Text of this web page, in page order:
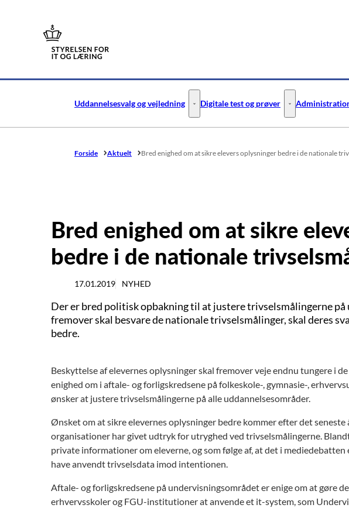
Uddannelsesvalg og vejledning Uddannelsesvalg og vejledning - Flere links
Digitale test og prøver Digitale test og
Forside Aktuelt Bred enighed om at sikre elevers oplysninger bedre i de nationale
Bred enighed om at sikre
bedre i de nationale
17.01.2019 NYHED
Der er bred politisk opbakning til at justere trivselsmålingerne
fremover skal besvare de nationale trivselsmålinger, skal deres
bedre.
Beskyttelse af elevernes oplysninger skal fremover veje endnu tungere i
enighed om i aftale- og forligskredsene på folkeskole-, gymnasie-,
ønsker at justere trivselsmålingerne på alle uddannelsesområder.
Ønsket om at sikre elevernes oplysninger bedre kommer efter det
organisationer har givet udtryk for utryghed ved trivselsmålingerne.
private informationer om eleverne, og som følge af, at det i
have anvendt trivselsdata imod intentionen.
Aftale- og forligskredsene på undervisningsområdet er enige om at gøre
erhvervsskoler og FGU-institutioner at anvende et it-system, som